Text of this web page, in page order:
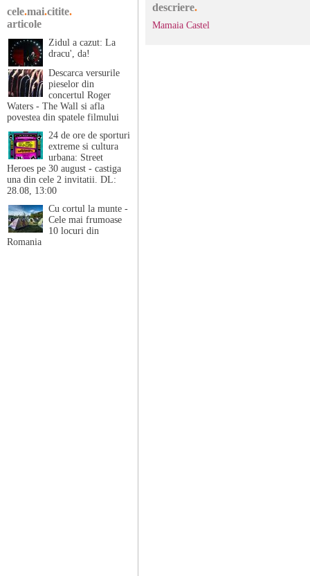
descriere.
Mamaia Castel
cele.mai.citite.
articole
Zidul a cazut: La
dracu', da!
Descarca versurile
pieselor din
concertul Roger
Waters - The Wall si afla
povestea din spatele filmului
24 de ore de sporturi
extreme si cultura
urbana: Street
Heroes pe 30 august - castiga
una din cele 2 invitatii. DL:
28.08, 13:00
Cu cortul la munte -
Cele mai frumoase
10 locuri din
Romania